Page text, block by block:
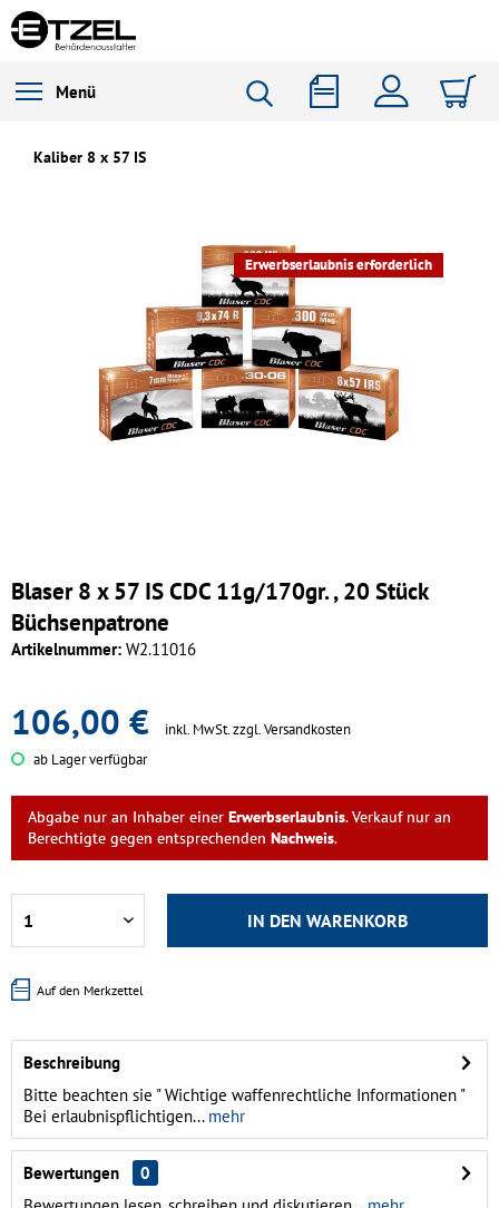
Menü
Kaliber 8 x 57 IS
Erwerbserlaubnis erforderlich
Blaser 8 x 57 IS CDC 11g/170gr. , 20 Stück
Büchsenpatrone
Artikelnummer: W2.11016
106,00 € inkl. MwSt.zzgl. Versandkosten
ab Lager verfügbar
Abgabe nur an Inhaber einer Erwerbserlaubnis. Verkauf nur an
Berechtigte gegen entsprechenden Nachweis.
IN DEN WARENKORB
Auf den Merkzettel
Beschreibung
Bitte beachten sie " Wichtige waffenrechtliche Informationen "
Bei erlaubnispflichtigen...mehr
Bewertungen
0